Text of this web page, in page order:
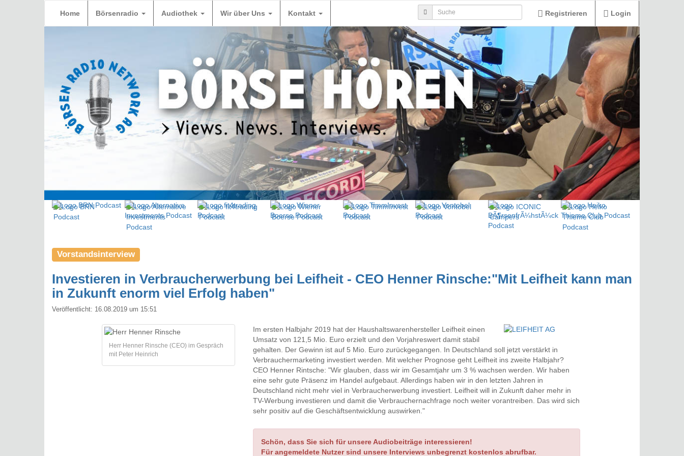
Home Börsenradio Audiothek Wir über Uns Kontakt Registrieren Login
Vorstandsinterview
Investieren in Verbraucherwerbung bei Leifheit - CEO Henner Rinsche:"Mit Leifheit kann man
in Zukunft enorm viel Erfolg haben"
Veröffentlicht: 16.08.2019 um 15:51
Herr Henner Rinsche (CEO) im Gespräch
mit Peter Heinrich
Im ersten Halbjahr 2019 hat der Haushaltswarenhersteller Leifheit einen
Umsatz von 121,5 Mio. Euro erzielt und den Vorjahreswert damit stabil
gehalten. Der Gewinn ist auf 5 Mio. Euro zurückgegangen. In Deutschland soll jetzt verstärkt in
Verbrauchermarketing investiert werden. Mit welcher Prognose geht Leifheit ins zweite Halbjahr?
CEO Henner Rintsche: "Wir glauben, dass wir im Gesamtjahr um 3 % wachsen werden. Wir haben
eine sehr gute Präsenz im Handel aufgebaut. Allerdings haben wir in den letzten Jahren in
Deutschland nicht mehr viel in Verbraucherwerbung investiert. Leifheit will in Zukunft daher mehr in
TV-Werbung investieren und damit die Verbrauchernachfrage noch weiter vorantreiben. Das wird sich
sehr positiv auf die Geschäftsentwicklung auswirken."
Schön, dass Sie sich für unsere Audiobeiträge interessieren!
Für angemeldete Nutzer sind unsere Interviews unbegrenzt kostenlos abrufbar.